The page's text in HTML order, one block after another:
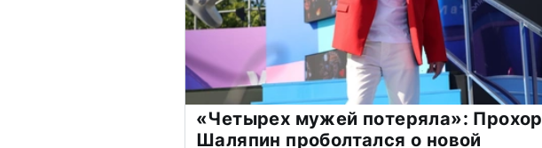
«Четырех мужей потеряла»: Прохор
Шаляпин проболтался о новой